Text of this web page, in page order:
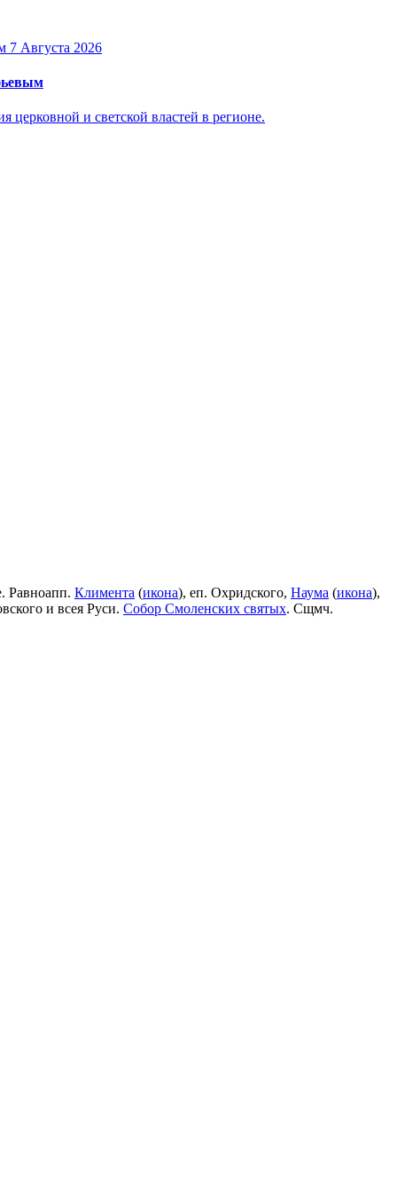
7 Августа 2026
и светской властей в регионе.
Равноапп. Климента (икона), еп. Охридского, Наума (икона),
и всея Руси. Собор Смоленских святых. Сщмч.